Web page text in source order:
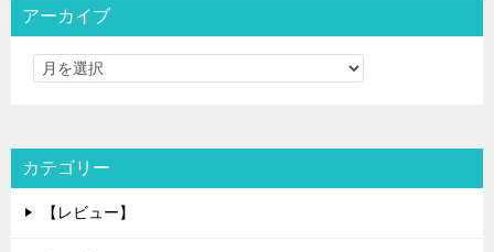
アーカイブ
カテゴリー
【レビュー】